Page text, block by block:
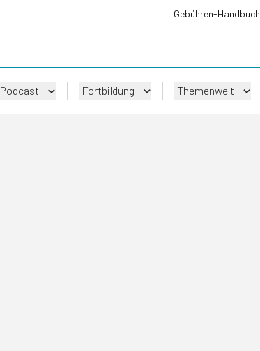
Gebühren-Handbuch
Podcast Fortbildung Themenwelt